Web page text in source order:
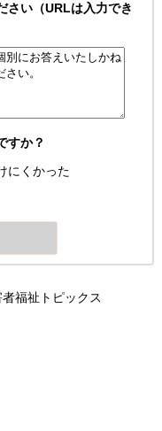
さい（URLは入力でき
すか？
にくかった
福祉トピックス